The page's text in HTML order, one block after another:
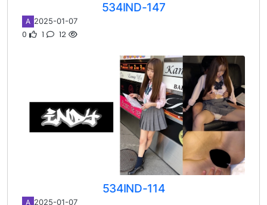
534IND-147
A 2025-01-07
0 1 12
534IND-114
A 2025-01-07